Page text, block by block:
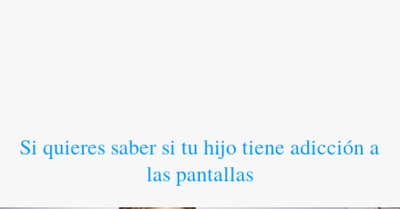
Si quieres saber si tu hijo tiene adicción a
las pantallas